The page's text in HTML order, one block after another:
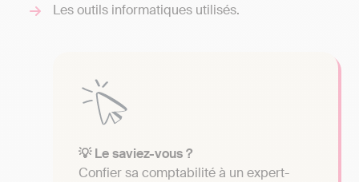
Les outils informatiques utilisés.
💡 Le saviez-vous ?
Confier sa comptabilité à un expert-